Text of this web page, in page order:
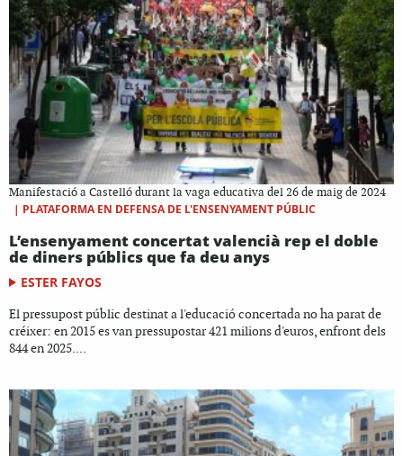
Manifestació a Castelló durant la vaga educativa del 26 de maig de 2024
| PLATAFORMA EN DEFENSA DE L'ENSENYAMENT PÚBLIC
L’ensenyament concertat valencià rep el doble
de diners públics que fa deu anys
ESTER FAYOS
El pressupost públic destinat a l'educació concertada no ha parat de
créixer: en 2015 es van pressupostar 421 milions d'euros, enfront dels
844 en 2025....